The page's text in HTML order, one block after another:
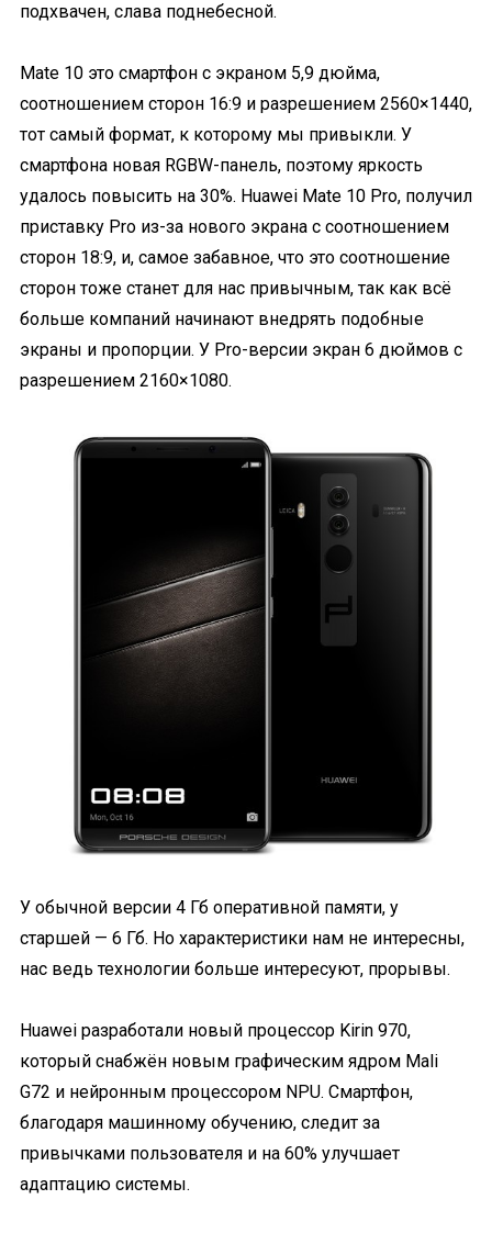
подхвачен, слава поднебесной.
Mate 10 это смартфон с экраном 5,9 дюйма,
соотношением сторон 16:9 и разрешением 2560×1440,
тот самый формат, к которому мы привыкли. У
смартфона новая RGBW-панель, поэтому яркость
удалось повысить на 30%. Huawei Mate 10 Pro, получил
приставку Pro из-за нового экрана с соотношением
сторон 18:9, и, самое забавное, что это соотношение
сторон тоже станет для нас привычным, так как всё
больше компаний начинают внедрять подобные
экраны и пропорции. У Pro-версии экран 6 дюймов с
разрешением 2160×1080.
У обычной версии 4 Гб оперативной памяти, у
старшей — 6 Гб. Но характеристики нам не интересны,
нас ведь технологии больше интересуют, прорывы.
Huawei разработали новый процессор Kirin 970,
который снабжён новым графическим ядром Mali
G72 и нейронным процессором NPU. Смартфон,
благодаря машинному обучению, следит за
привычками пользователя и на 60% улучшает
адаптацию системы.